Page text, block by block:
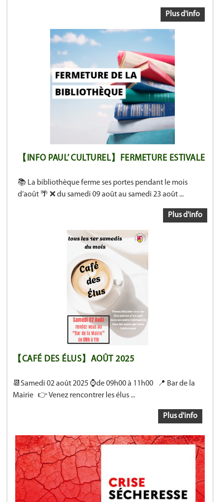
Plus d'info
【INFO PAUL’ CULTUREL】FERMETURE ESTIVALE
📚 La bibliothèque ferme ses portes pendant le mois
d’août 🌴 ❌ du samedi 09 août au samedi 23 août ...
Plus d'info
【CAFÉ DES ÉLUS】AOÛT 2025
📆Samedi 02 août 2025 ⌚de 09h00 à 11h00 📍 Bar de la
Mairie 👉 Venez rencontrer les élus ...
Plus d'info